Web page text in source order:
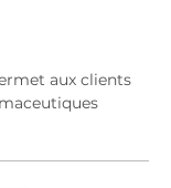
aux clients